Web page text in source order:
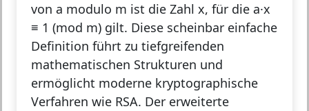
von a modulo m ist die Zahl x, für die a·x
≡ 1 (mod m) gilt. Diese scheinbar einfache
Definition führt zu tiefgreifenden
mathematischen Strukturen und
ermöglicht moderne kryptographische
Verfahren wie RSA. Der erweiterte